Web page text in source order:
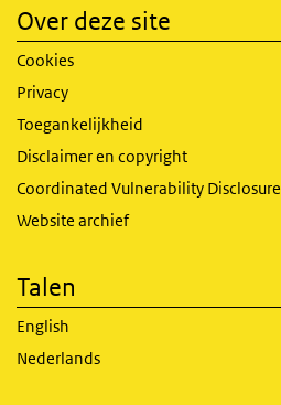
Over deze site
Cookies
Privacy
Toegankelijkheid
Disclaimer en copyright
Coordinated Vulnerability Disclosure
Website archief
Talen
English
Nederlands